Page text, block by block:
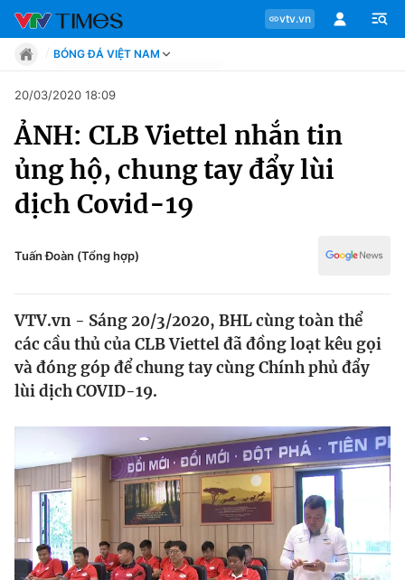
vtv.vn
Chuyên mục
Tin tức
Chân dung
Sự kiện
Thể thao Điện tử
Các môn khác
BÓNG ĐÁ VIỆT NAM
Move
Phong cách
Sự kiện
Bóng đá
20/03/2020 18:09
ẢNH: CLB Viettel nhắn tin
ủng hộ, chung tay đẩy lùi
dịch Covid-19
Tuấn Đoàn (Tổng hợp)
VTV.vn - Sáng 20/3/2020, BHL cùng toàn thể
các cầu thủ của CLB Viettel đã đồng loạt kêu gọi
và đóng góp để chung tay cùng Chính phủ đẩy
lùi dịch COVID-19.